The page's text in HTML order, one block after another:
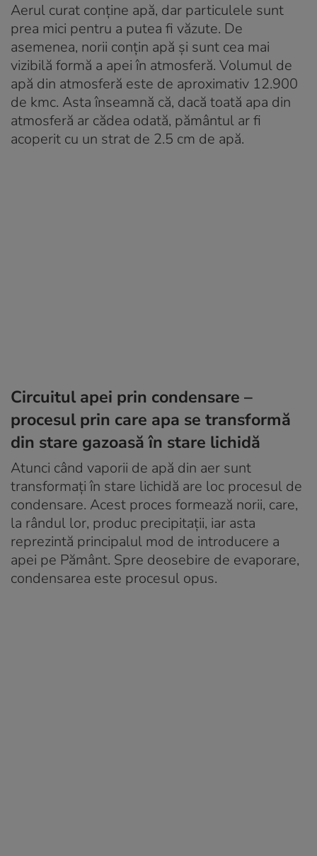
Aerul curat conține apă, dar particulele sunt
prea mici pentru a putea fi văzute. De
asemenea, norii conțin apă și sunt cea mai
vizibilă formă a apei în atmosferă. Volumul de
apă din atmosferă este de aproximativ 12.900
de kmc. Asta înseamnă că, dacă toată apa din
atmosferă ar cădea odată, pământul ar fi
acoperit cu un strat de 2.5 cm de apă.
Circuitul apei prin condensare –
procesul prin care apa se transformă
din stare gazoasă în stare lichidă
Atunci când vaporii de apă din aer sunt
transformați în stare lichidă are loc procesul de
condensare. Acest proces formează norii, care,
la rândul lor, produc precipitații, iar asta
reprezintă principalul mod de introducere a
apei pe Pământ. Spre deosebire de evaporare,
condensarea este procesul opus.